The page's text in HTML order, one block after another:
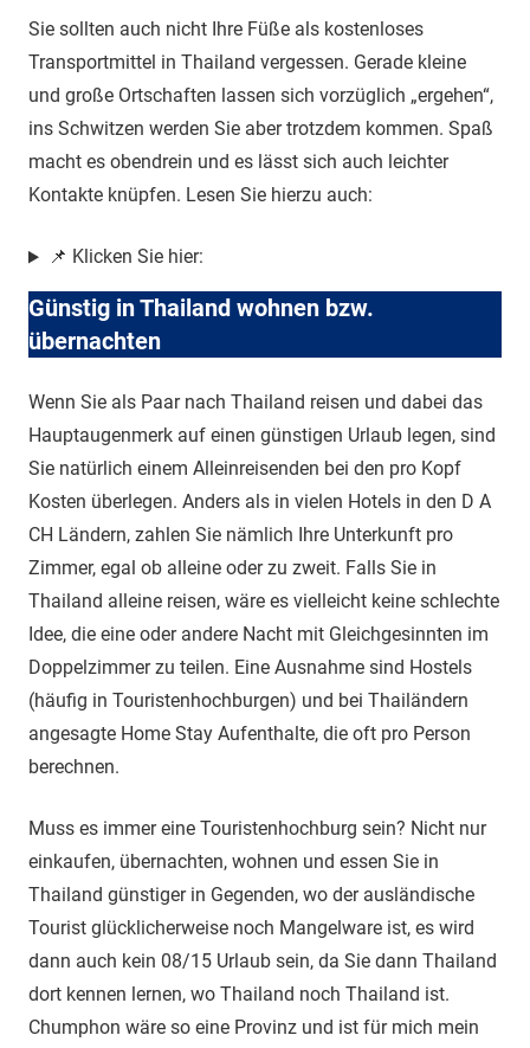
Sie sollten auch nicht Ihre Füße als kostenloses
Transportmittel in Thailand vergessen. Gerade kleine
und große Ortschaften lassen sich vorzüglich „ergehen“,
ins Schwitzen werden Sie aber trotzdem kommen. Spaß
macht es obendrein und es lässt sich auch leichter
Kontakte knüpfen. Lesen Sie hierzu auch:
📌 Klicken Sie hier:
Günstig in Thailand wohnen bzw.
übernachten
Wenn Sie als Paar nach Thailand reisen und dabei das
Hauptaugenmerk auf einen günstigen Urlaub legen, sind
Sie natürlich einem Alleinreisenden bei den pro Kopf
Kosten überlegen. Anders als in vielen Hotels in den D A
CH Ländern, zahlen Sie nämlich Ihre Unterkunft pro
Zimmer, egal ob alleine oder zu zweit. Falls Sie in
Thailand alleine reisen, wäre es vielleicht keine schlechte
Idee, die eine oder andere Nacht mit Gleichgesinnten im
Doppelzimmer zu teilen. Eine Ausnahme sind Hostels
(häufig in Touristenhochburgen) und bei Thailändern
angesagte Home Stay Aufenthalte, die oft pro Person
berechnen.
Muss es immer eine Touristenhochburg sein? Nicht nur
einkaufen, übernachten, wohnen und essen Sie in
Thailand günstiger in Gegenden, wo der ausländische
Tourist glücklicherweise noch Mangelware ist, es wird
dann auch kein 08/15 Urlaub sein, da Sie dann Thailand
dort kennen lernen, wo Thailand noch Thailand ist.
Chumphon wäre so eine Provinz und ist für mich mein